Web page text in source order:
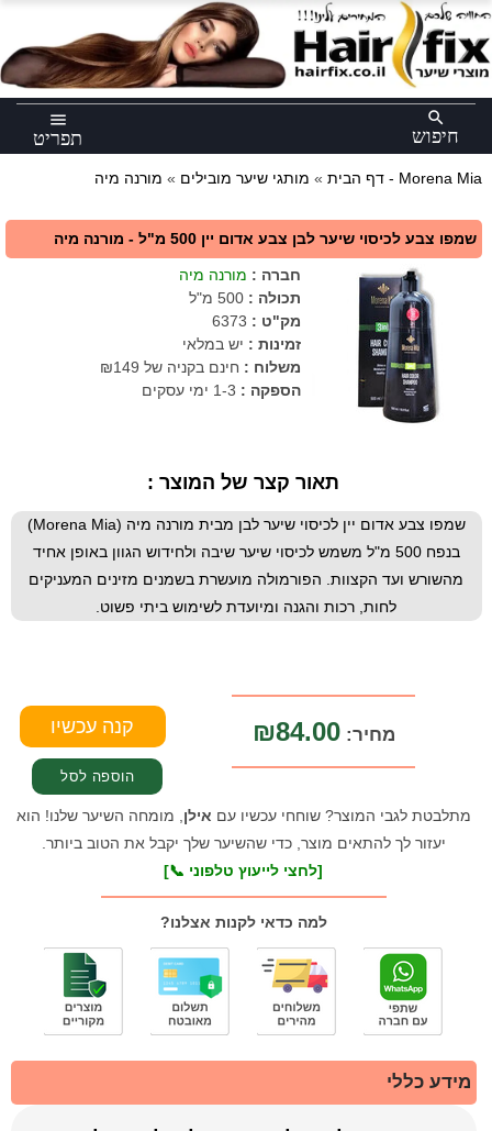
menu
תפריט
search
חיפוש
דף הבית » מותגי שיער מובילים » מורנה מיה - Morena Mia
שמפו צבע לכיסוי שיער לבן צבע אדום יין 500 מ"ל - מורנה מיה
חברה : מורנה מיה
תכולה : 500 מ"ל
מק"ט :
6373
זמינות : יש במלאי
משלוח : חינם בקניה של ₪149
הספקה : 1-3 ימי עסקים
תאור קצר של המוצר :
שמפו צבע אדום יין לכיסוי שיער לבן מבית מורנה מיה (Morena Mia)
בנפח 500 מ"ל משמש לכיסוי שיער שיבה ולחידוש הגוון באופן אחיד
מהשורש ועד הקצוות. הפורמולה מועשרת בשמנים מזינים המעניקים
לחות, רכות והגנה ומיועדת לשימוש ביתי פשוט.
מחיר:₪84.00
מתלבטת לגבי המוצר? שוחחי עכשיו עם אילן , מומחה השיער שלנו! הוא
יעזור לך להתאים מוצר, כדי שהשיער שלך יקבל את הטוב ביותר.
[לחצי לייעוץ טלפוני 📞]
למה כדאי לקנות אצלנו?
מידע כללי
×